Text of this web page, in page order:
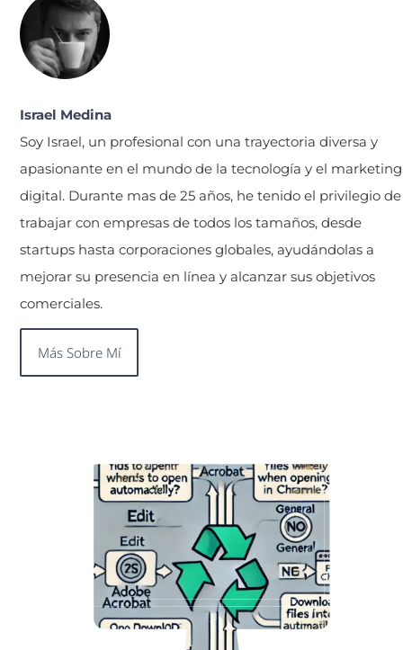
Israel Medina
Soy Israel, un profesional con una trayectoria diversa y
apasionante en el mundo de la tecnología y el marketing
digital. Durante mas de 25 años, he tenido el privilegio de
trabajar con empresas de todos los tamaños, desde
startups hasta corporaciones globales, ayudándolas a
mejorar su presencia en línea y alcanzar sus objetivos
comerciales.
Más Sobre Mí